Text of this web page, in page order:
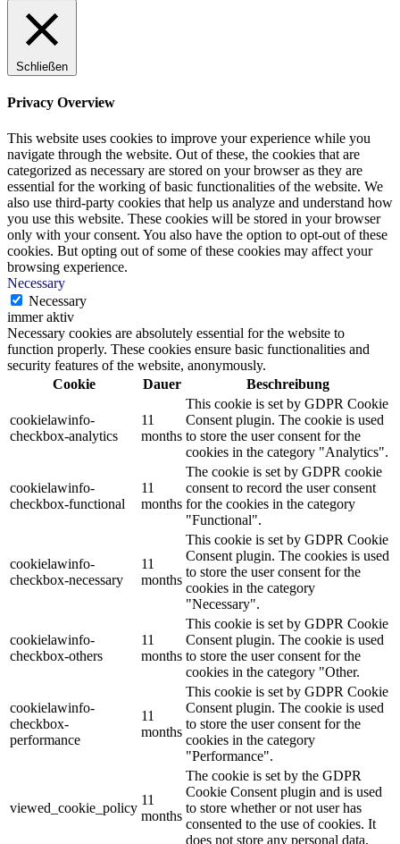
Schließen
Privacy Overview
This website uses cookies to improve your experience while you
navigate through the website. Out of these, the cookies that are
categorized as necessary are stored on your browser as they are
essential for the working of basic functionalities of the website. We
also use third-party cookies that help us analyze and understand how
you use this website. These cookies will be stored in your browser
only with your consent. You also have the option to opt-out of these
cookies. But opting out of some of these cookies may affect your
browsing experience.
Necessary
Necessary
immer aktiv
Necessary cookies are absolutely essential for the website to
function properly. These cookies ensure basic functionalities and
security features of the website, anonymously.
Cookie
Dauer Beschreibung
cookielawinfo-
checkbox-analytics
11
months
This cookie is set by GDPR Cookie
Consent plugin. The cookie is used
to store the user consent for the
cookies in the category "Analytics".
cookielawinfo-
checkbox-functional
11
months
The cookie is set by GDPR cookie
consent to record the user consent
for the cookies in the category
"Functional".
cookielawinfo-
checkbox-necessary
11
months
This cookie is set by GDPR Cookie
Consent plugin. The cookies is used
to store the user consent for the
cookies in the category
"Necessary".
cookielawinfo-
checkbox-others
11
months
This cookie is set by GDPR Cookie
Consent plugin. The cookie is used
to store the user consent for the
cookies in the category "Other.
cookielawinfo-
checkbox-
performance
11
months
This cookie is set by GDPR Cookie
Consent plugin. The cookie is used
to store the user consent for the
cookies in the category
"Performance".
viewed_cookie_policy
11
months
The cookie is set by the GDPR
Cookie Consent plugin and is used
to store whether or not user has
consented to the use of cookies. It
does not store any personal data.